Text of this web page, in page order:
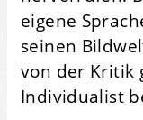
eigene
seinen
von der Kritik
Individualist